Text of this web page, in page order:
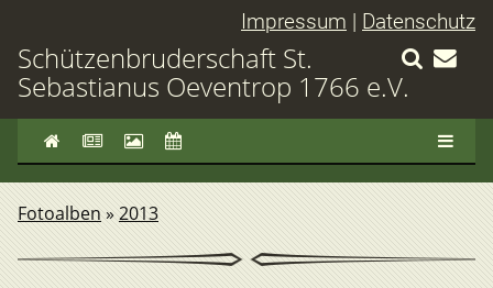
Impressum | Datenschutz
Schützenbruderschaft St.
Sebastianus Oeventrop 1766 e.V.
Fotoalben » 2013